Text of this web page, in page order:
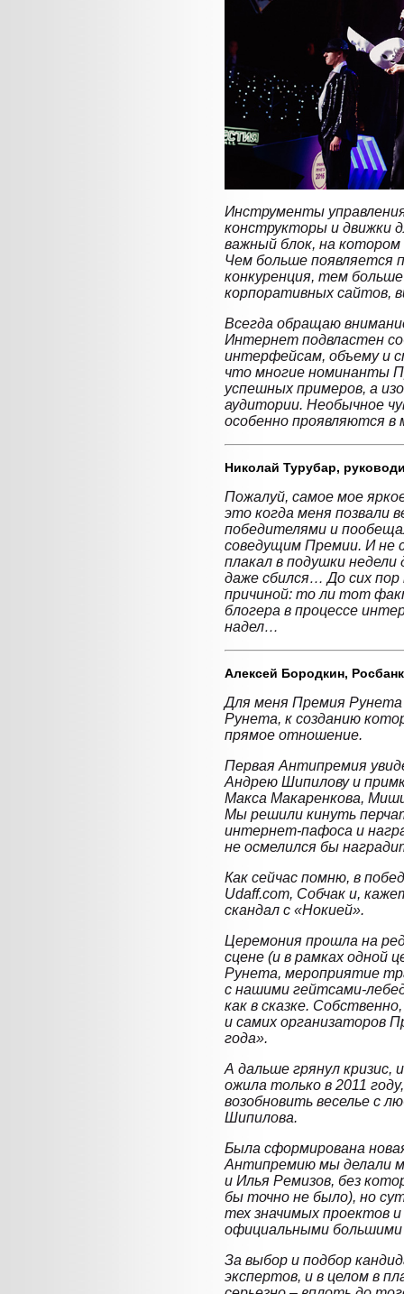
Инструменты
конструкторы и движки
важный блок, на
Чем больше появляется
конкуренция, тем
корпоративных сайтов,
Всегда обращаю
Интернет подвластен
интерфейсам, объему и
что многие номинанты
успешных примеров, а
аудитории. Необычное
особенно проявляются в
Николай Турубар,
Пожалуй, самое мое
это когда меня позвали
победителями и
соведущим Премии. И не
плакал в подушки
даже сбился… До сих
причиной: то ли тот
блогера в процессе
надел…
Алексей Бородкин, Росбанк
Для меня Премия
Рунета, к созданию
прямое отношение.
Первая Антипремия
Андрею Шипилову и
Макса Макаренкова,
Мы решили кинуть
интернет-пафоса и
не осмелился бы
Как сейчас помню, в
Udaff.com, Собчак и,
скандал с «Нокией».
Церемония прошла на
сцене (и в рамках одной
Рунета, мероприятие
с нашими гейтсами-
как в сказке.
и самих организаторов
года».
А дальше грянул кризис,
ожила только в 2011
возобновить веселье с
Шипилова.
Была сформирована
Антипремию мы делали
и Илья Ремизов, без
бы точно не было), но
тех значимых проектов
официальными
За выбор и подбор
экспертов, и в целом в